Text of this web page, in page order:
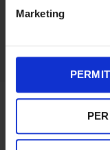
Marketing